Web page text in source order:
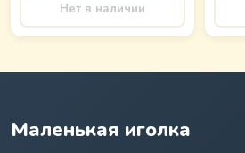
Нет в наличии
Маленькая иголка